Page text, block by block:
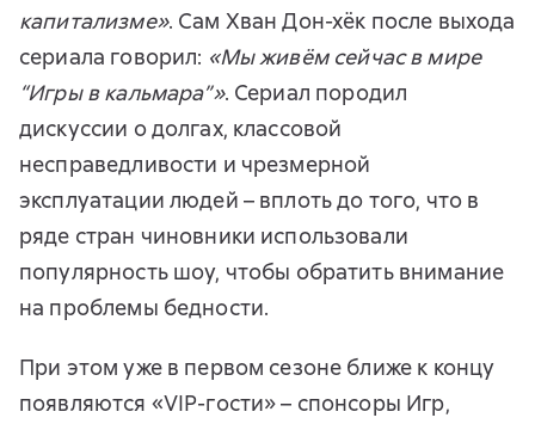
капитализме». Сам Хван Дон-хёк после выхода
сериала говорил: «Мы живём сейчас в мире
“Игры в кальмара”». Сериал породил
дискуссии о долгах, классовой
несправедливости и чрезмерной
эксплуатации людей – вплоть до того, что в
ряде стран чиновники использовали
популярность шоу, чтобы обратить внимание
на проблемы бедности.
При этом уже в первом сезоне ближе к концу
появляются «VIP-гости» – спонсоры Игр,